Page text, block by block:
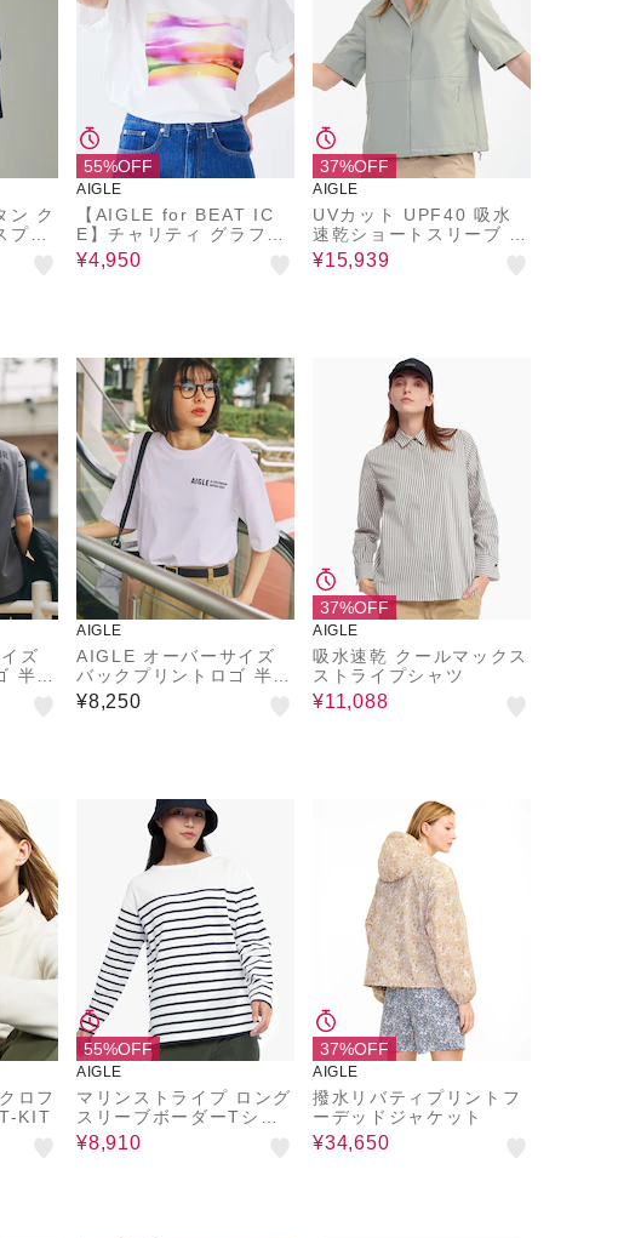
ン ク
ル
55%OFF
AIGLE
【AIGLE for BEAT IC
E】チャリティ グラフィ
ック 半袖Ｔシャツ
¥4,950
37%OFF
AIGLE
UVカット UPF40 吸水
速乾ショートスリーブ ノ
ーカラーシャツ
¥15,939
ズ
半袖
AIGLE
AIGLE オーバーサイズ
バックプリントロゴ 半袖
Tシャツ
¥8,250
37%OFF
AIGLE
吸水速乾 クールマックス
ストライプシャツ
¥11,088
ロフ
KIT
55%OFF
AIGLE
マリンストライプ ロング
スリーブボーダーTシャ
ツ RP 長袖Tシャツ
¥8,910
37%OFF
AIGLE
撥水リバティプリントフ
ーデッドジャケット
¥34,650